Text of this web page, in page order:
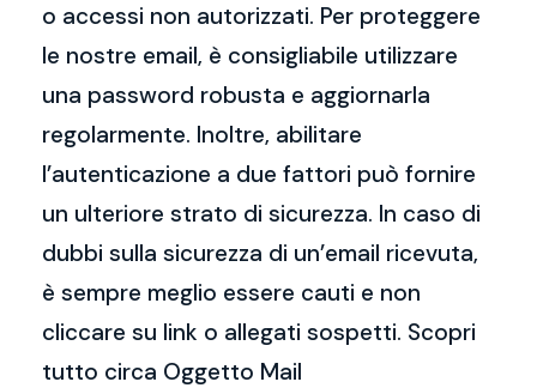
o accessi non autorizzati. Per proteggere
le nostre email, è consigliabile utilizzare
una password robusta e aggiornarla
regolarmente. Inoltre, abilitare
l’autenticazione a due fattori può fornire
un ulteriore strato di sicurezza. In caso di
dubbi sulla sicurezza di un’email ricevuta,
è sempre meglio essere cauti e non
cliccare su link o allegati sospetti. Scopri
tutto circa Oggetto Mail